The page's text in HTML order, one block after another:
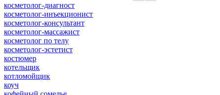
косметолог-диагност
косметолог-инъекционист
косметолог-консультант
косметолог-массажист
косметолог по телу
косметолог-эстетист
костюмер
котельщик
котломойщик
коуч